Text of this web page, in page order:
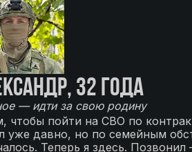
32 года
— идти за свою родину
чтобы пойти на СВО по
уже давно, но по семейным
Теперь я здесь.